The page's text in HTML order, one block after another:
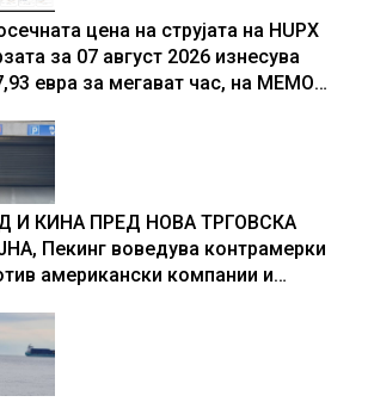
цена на струјата на HUPX
за 07 август 2026 изнесува
евра за мегават час, на МЕМО
И КИНА ПРЕД НОВА ТРГОВСКА
Пекинг воведува контрамерки
американски компании и